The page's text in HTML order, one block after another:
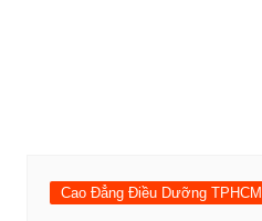
Cao Đẳng Điều Dưỡng TPHCM